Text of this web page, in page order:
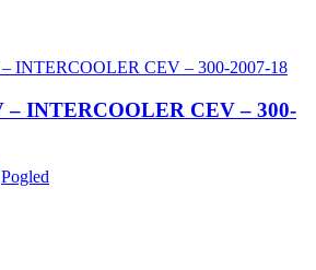
– INTERCOOLER CEV – 300-
Pogled